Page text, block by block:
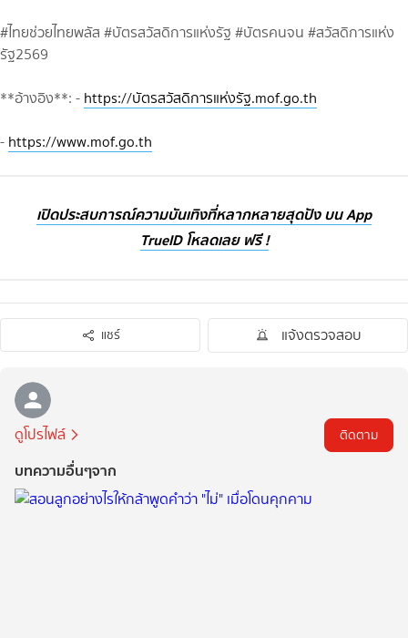
#ไทยช่วยไทยพลัส #บัตรสวัสดิการแห่งรัฐ #บัตรคนจน #สวัสดิการแห่ง
รัฐ2569
**อ้างอิง**: - https://บัตรสวัสดิการแห่งรัฐ.mof.go.th
- https://www.mof.go.th
เปิดประสบการณ์ความบันเทิงที่หลากหลายสุดปัง บน App
TrueID โหลดเลย ฟรี !
แชร์ แจ้งตรวจสอบ
ดูโปรไฟล์ ติดตาม
บทความอื่นๆจาก